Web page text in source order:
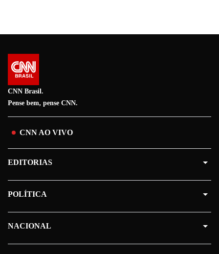
CNN Brasil.
Pense bem, pense CNN.
CNN AO VIVO
EDITORIAS
POLÍTICA
NACIONAL